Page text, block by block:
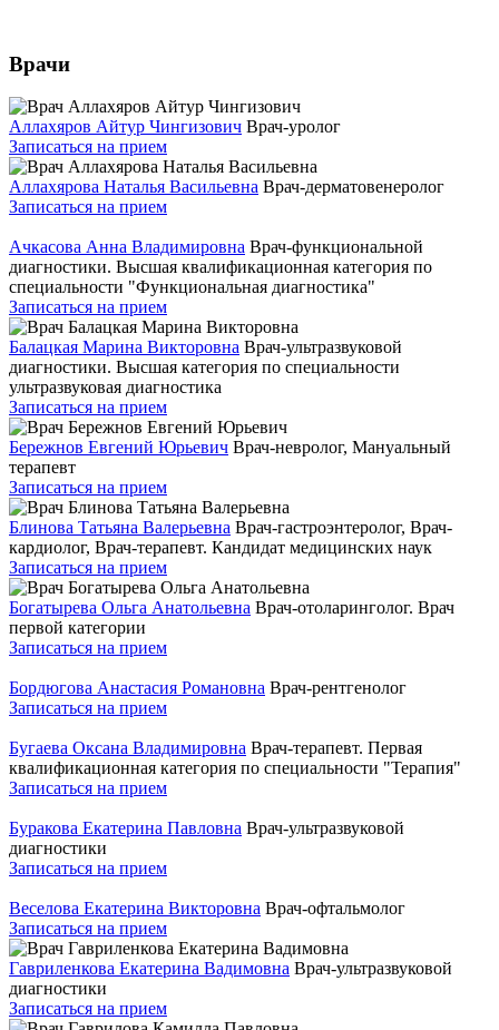
Врачи
Аллахяров Айтур Чингизович Врач-уролог
Записаться на прием
Аллахярова Наталья Васильевна Врач-дерматовенеролог
Записаться на прием
Ачкасова Анна Владимировна Врач-функциональной
диагностики. Высшая квалификационная категория по
специальности "Функциональная диагностика"
Записаться на прием
Балацкая Марина Викторовна Врач-ультразвуковой
диагностики. Высшая категория по специальности
ультразвуковая диагностика
Записаться на прием
Бережнов Евгений Юрьевич Врач-невролог, Мануальный
терапевт
Записаться на прием
Блинова Татьяна Валерьевна Врач-гастроэнтеролог, Врач-
кардиолог, Врач-терапевт. Кандидат медицинских наук
Записаться на прием
Богатырева Ольга Анатольевна Врач-отоларинголог. Врач
первой категории
Записаться на прием
Бордюгова Анастасия Романовна Врач-рентгенолог
Записаться на прием
Бугаева Оксана Владимировна Врач-терапевт. Первая
квалификационная категория по специальности "Терапия"
Записаться на прием
Буракова Екатерина Павловна Врач-ультразвуковой
диагностики
Записаться на прием
Веселова Екатерина Викторовна Врач-офтальмолог
Записаться на прием
Гавриленкова Екатерина Вадимовна Врач-ультразвуковой
диагностики
Записаться на прием